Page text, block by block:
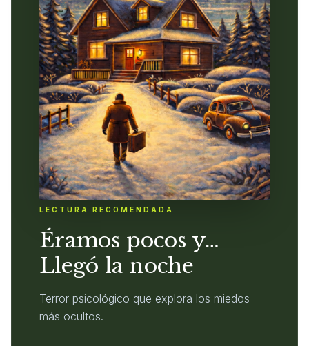
LECTURA RECOMENDADA
Éramos pocos y…
Llegó la noche
Terror psicológico que explora los miedos
más ocultos.